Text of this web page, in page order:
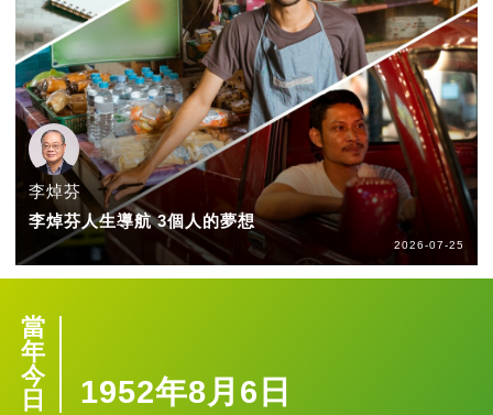
李焯芬
李焯芬人生導航 3個人的夢想
2026-07-25
當
年
今
日
1952年8月6日